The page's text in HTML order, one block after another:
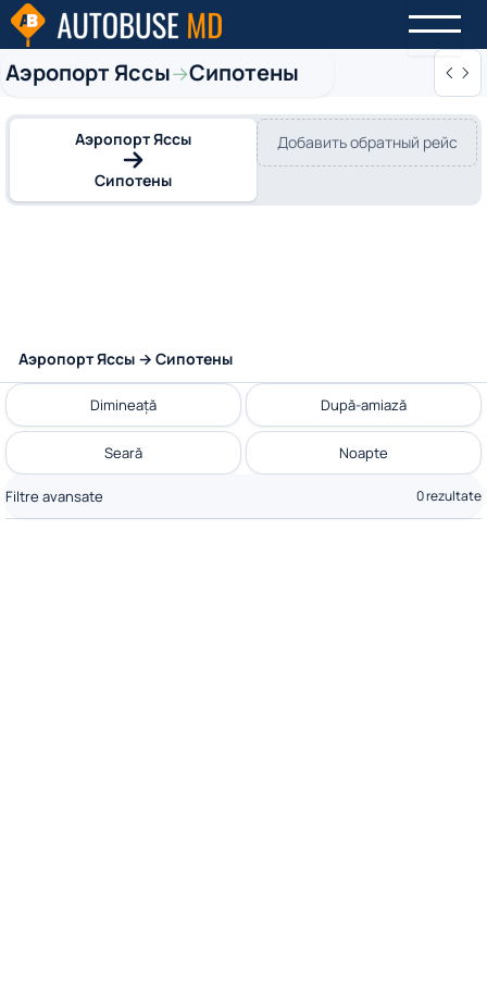
Аэропорт Яссы→Сипотены
Аэропорт Яссы
Сипотены
Добавить обратный рейс
Аэропорт Яссы → Сипотены
Dimineață După-amiază
Seară Noapte
Filtre avansate 0 rezultate